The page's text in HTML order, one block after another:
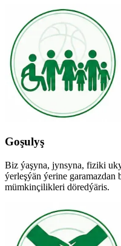
Goşulyş
Biz ýaşyna, jynsyna, fiziki
ýerleşýän ýerine garamazdan
mümkinçilikleri döredýäris.